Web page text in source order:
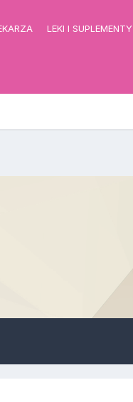
LEKI I SUPLEMENTY